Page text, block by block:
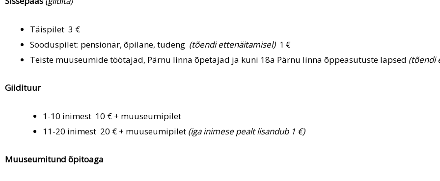
Täispilet 3 €
Sooduspilet: pensionär, õpilane, tudeng (tõendi ettenäitamisel) 1 €
Teiste muuseumide töötajad, Pärnu linna õpetajad ja kuni 18a Pärnu linna õppeasutuste lapsed (tõendi
Giidituur
1-10 inimest 10 € + muuseumipilet
11-20 inimest 20 € + muuseumipilet (iga inimese pealt lisandub 1 €)
Muuseumitund õpitoaga